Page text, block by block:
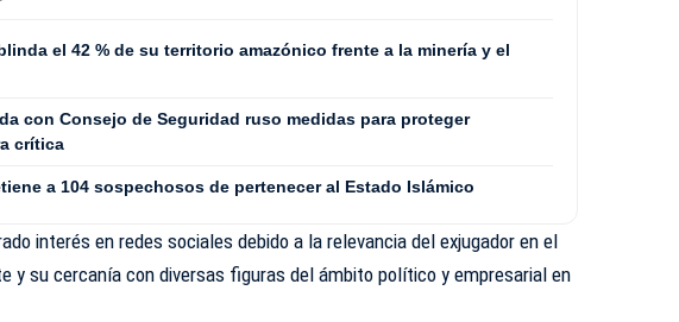
el 42 % de su territorio amazónico frente a la minería y el
con Consejo de Seguridad ruso medidas para proteger
crítica
a 104 sospechosos de pertenecer al Estado Islámico
interés en redes sociales debido a la relevancia del exjugador en el
y su cercanía con diversas figuras del ámbito político y empresarial en